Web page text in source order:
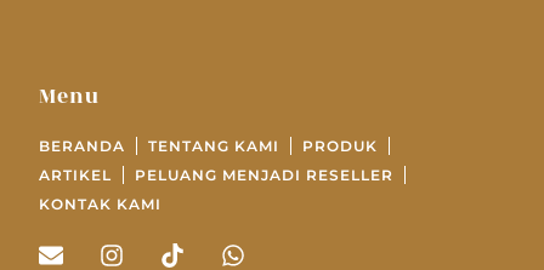
Menu
BERANDA TENTANG KAMI
PRODUK
ARTIKEL
PELUANG MENJADI RESELLER
KONTAK KAMI